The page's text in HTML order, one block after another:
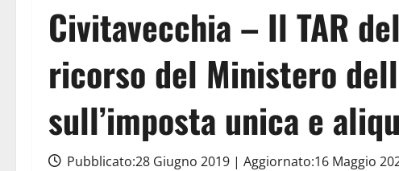
Civitavecchia – Il TAR
ricorso del Ministero
sull’imposta unica e
Pubblicato:28 Giugno 2019 | Aggiornato:16 Maggio